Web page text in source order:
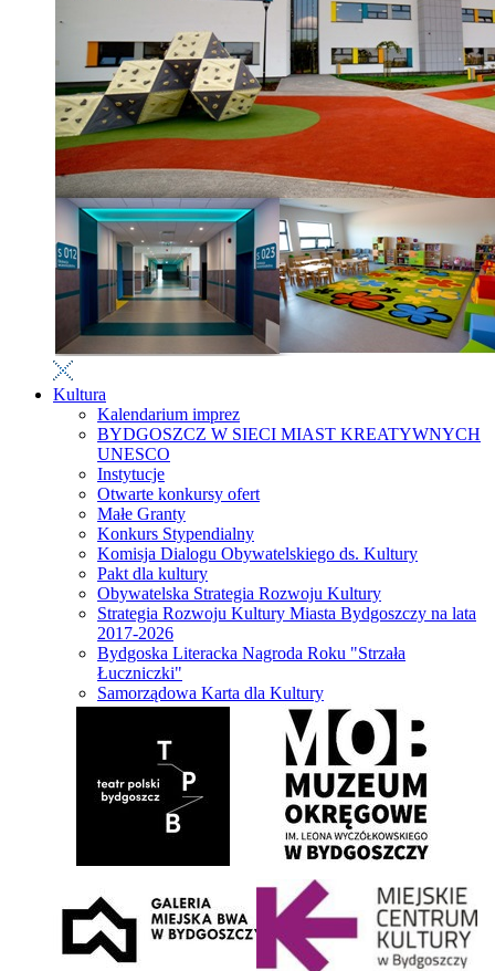
Kultura
Kalendarium imprez
BYDGOSZCZ W SIECI MIAST KREATYWNYCH
UNESCO
Instytucje
Otwarte konkursy ofert
Małe Granty
Konkurs Stypendialny
Komisja Dialogu Obywatelskiego ds. Kultury
Pakt dla kultury
Obywatelska Strategia Rozwoju Kultury
Strategia Rozwoju Kultury Miasta Bydgoszczy na lata
2017-2026
Bydgoska Literacka Nagroda Roku "Strzała
Łuczniczki"
Samorządowa Karta dla Kultury